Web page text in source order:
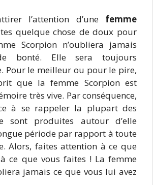
l’attention d’une femme
quelque chose de doux pour
Scorpion n’oubliera jamais
bonté. Elle sera toujours
Pour le meilleur ou pour le pire,
que la femme Scorpion est
très vive. Par conséquence,
à se rappeler la plupart des
sont produites autour d’elle
période par rapport à toute
Alors, faites attention à ce que
ce que vous faites ! La femme
jamais ce que vous lui avez